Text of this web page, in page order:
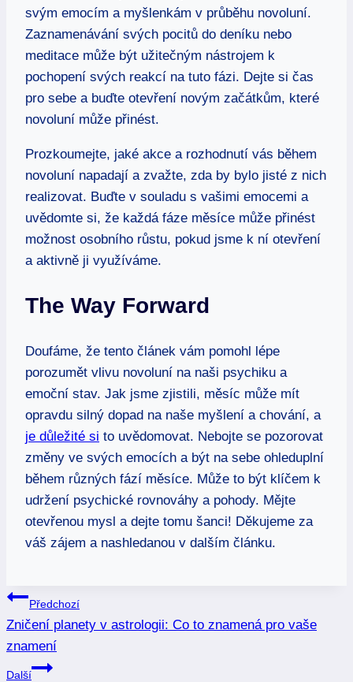
svým emocím a myšlenkám v průběhu novoluní.
Zaznamenávání svých pocitů do deníku nebo
meditace může být užitečným nástrojem k
pochopení svých reakcí na tuto fázi. Dejte si čas
pro sebe a buďte otevření novým začátkům, které
novoluní může přinést.
Prozkoumejte, jaké akce a rozhodnutí vás během
novoluní napadají a zvažte, zda by bylo jisté z nich
realizovat. Buďte v souladu s vašimi emocemi a
uvědomte si, že každá fáze měsíce může přinést
možnost osobního růstu, pokud jsme k ní otevření
a aktivně ji využíváme.
The Way Forward
Doufáme, že tento článek vám pomohl lépe
porozumět vlivu novoluní na naši psychiku a
emoční stav. Jak jsme zjistili, měsíc může mít
opravdu silný dopad na naše myšlení a chování, a
je důležité si to uvědomovat. Nebojte se pozorovat
změny ve svých emocích a být na sebe ohleduplní
během různých fází měsíce. Může to být klíčem k
udržení psychické rovnováhy a pohody. Mějte
otevřenou mysl a dejte tomu šanci! Děkujeme za
váš zájem a nashledanou v dalším článku.
Navigace
pro
příspěvek
Předchozí
Zničení planety v astrologii: Co to znamená pro vaše
znamení
Další